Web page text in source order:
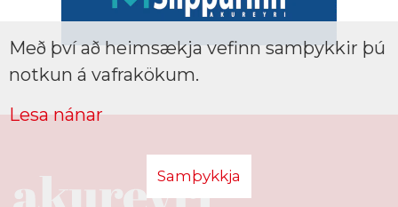
Með því að heimsækja vefinn samþykkir þú
notkun á vafrakökum.
Lesa nánar
Samþykkja